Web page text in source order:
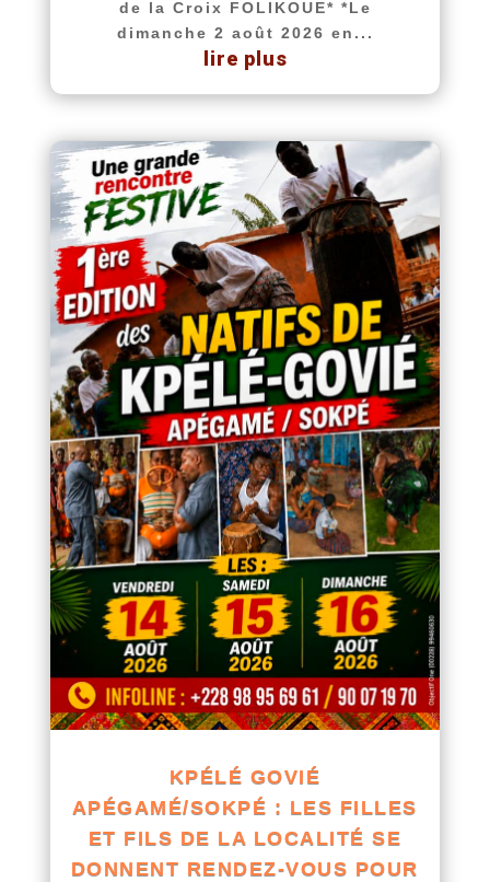
de la Croix FOLIKOUE* *Le
dimanche 2 août 2026 en...
lire plus
KPÉLÉ GOVIÉ
APÉGAMÉ/SOKPÉ : LES FILLES
ET FILS DE LA LOCALITÉ SE
DONNENT RENDEZ-VOUS POUR